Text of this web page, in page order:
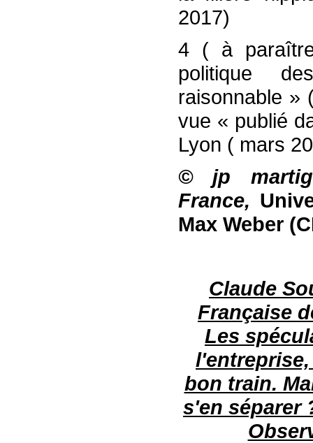
2017)
4 ( à
politique
raisonnable »
vue « publié
Lyon ( mars
© jp
France,
Max Weber
Claude
Française
Les
bon train.
s'en séparer